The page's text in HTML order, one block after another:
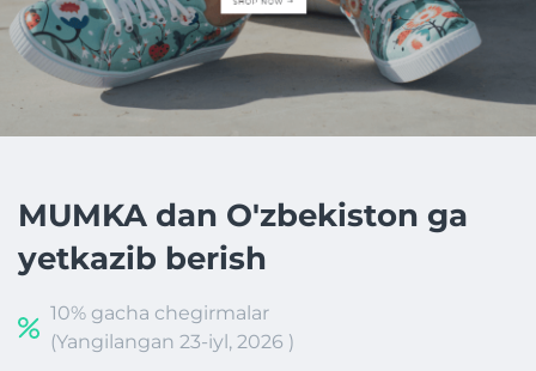
MUMKA dan O'zbekiston ga
yetkazib berish
10% gacha chegirmalar
(Yangilangan 23-iyl, 2026 )